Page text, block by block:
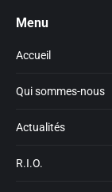
opens
window
in
window
Menu
Accueil
Qui sommes-nous
Actualités
R.I.O.